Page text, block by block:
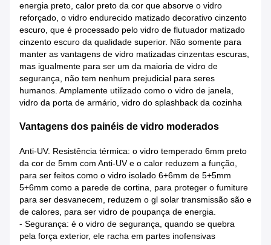
energia preto, calor preto da cor que absorve o vidro
reforçado, o vidro endurecido matizado decorativo cinzento
escuro, que é processado pelo vidro de flutuador matizado
cinzento escuro da qualidade superior. Não somente para
manter as vantagens de vidro matizadas cinzentas escuras,
mas igualmente para ser um da maioria de vidro de
segurança, não tem nenhum prejudicial para seres
humanos. Amplamente utilizado como o vidro de janela,
vidro da porta de armário, vidro do splashback da cozinha
Vantagens dos painéis de vidro moderados
Anti-UV. Resistência térmica: o vidro temperado 6mm preto
da cor de 5mm com Anti-UV e o calor reduzem a função,
para ser feitos como o vidro isolado 6+6mm de 5+5mm
5+6mm como a parede de cortina, para proteger o fumiture
para ser desvanecem, reduzem o gl solar transmissão são e
de calores, para ser vidro de poupança de energia.
- Segurança: é o vidro de segurança, quando se quebra
pela força exterior, ele racha em partes inofensivas